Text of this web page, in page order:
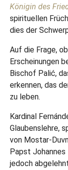
Königin des
spirituellen
dies der
Auf die Frage,
Erscheinungen
Bischof Palić,
erkennen, das
zu leben.
Kardinal
Glaubenslehre,
von Mostar-
Papst
jedoch